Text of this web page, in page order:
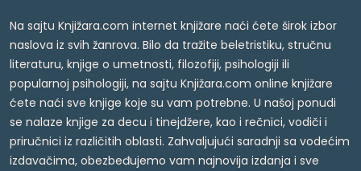
Na sajtu Knjižara.com internet knjižare naći ćete širok izbor
naslova iz svih žanrova. Bilo da tražite beletristiku, stručnu
literaturu, knjige o umetnosti, filozofiji, psihologiji ili
popularnoj psihologiji, na sajtu Knjižara.com online knjižare
ćete naći sve knjige koje su vam potrebne. U našoj ponudi
se nalaze knjige za decu i tinejdžere, kao i rečnici, vodiči i
priručnici iz različitih oblasti. Zahvaljujući saradnji sa vodećim
izdavačima, obezbeđujemo vam najnovija izdanja i sve